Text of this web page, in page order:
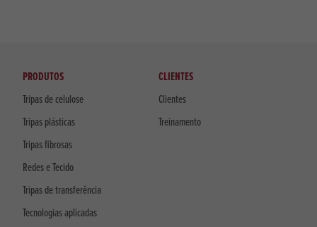
PRODUTOS
Tripas de celulose
Tripas plásticas
Tripas fibrosas
Redes e Tecido
Tripas de transferência
Tecnologias aplicadas
CLIENTES
Clientes
Treinamento